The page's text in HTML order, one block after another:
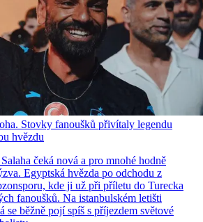
Stovky fanoušků přivítaly legendu
hvězdu
čeká nová a pro mnohé hodně
Egyptská hvězda po odchodu z
kde ji už při příletu do Turecka
fanoušků. Na istanbulském letišti
se běžně pojí spíš s příjezdem světové